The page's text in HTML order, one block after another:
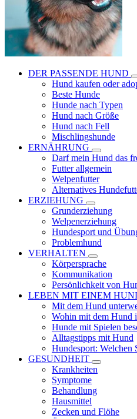
DER PASSENDE HUND
Hund kaufen oder
Beste Hunde
Hunde nach Typen
Hund nach Größe
Hund nach Fell
Mischlingshunde
ERNÄHRUNG
Darf mein Hund das
Futter allgemein
Welpenfutter
Alternatives
ERZIEHUNG
Grunderziehung
Welpenerziehung
Hundesport und
Problemhund
VERHALTEN
Körpersprache
Kommunikation
Persönlichkeit von
LEBEN MIT EINEM
Mit dem Hund
Wohin mit dem Hund
Hunde mit Spielen
Alltagstipps mit Hund
Hundesport: Welchen
GESUNDHEIT
Krankheiten
Symptome
Behandlung
Hausmittel
Zecken und Flöhe